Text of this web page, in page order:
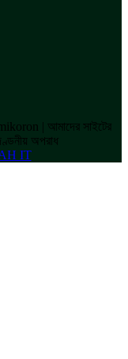
| আমাদের সাইটের
অপরাধ
IT